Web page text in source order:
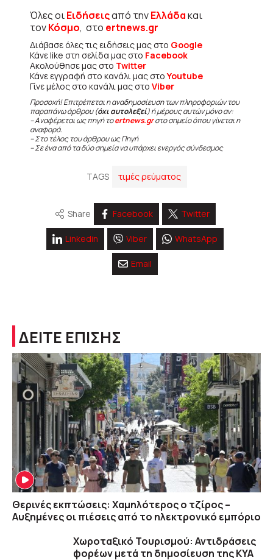
Όλες οιΕιδήσειςαπό τηνΕλλάδακαι
τονΚόσμο, στο ertnews.gr
Διάβασε όλες τις ειδήσεις μας στο Google
Κάνε like στη σελίδα μας στο Facebook
Ακολούθησε μας στο Twitter
Κάνε εγγραφή στο κανάλι μας στοYoutube
Γίνε μέλος στο κανάλι μας στο Viber
Προσοχή! Επιτρέπεται η αναδημοσίευση των πληροφοριών του
παραπάνω άρθρου (όχι αυτολεξεί) ή μέρους αυτών μόνο αν:
– Αναφέρεται ως πηγή τοertnews.grστο σημείο όπου γίνεται η
αναφορά.
– Στο τέλος του άρθρου ως Πηγή
– Σε ένα από τα δύο σημεία να υπάρχει ενεργός σύνδεσμος
TAGS τιμές ρεύματος
Share Facebook Twitter
Linkedin Viber WhatsApp
Email
ΔΕΙΤΕ ΕΠΙΣΗΣ
Θερινές εκπτώσεις: Χαμηλότερος ο τζίρος –
Αυξημένες οι πιέσεις από το ηλεκτρονικό εμπόριο
Χωροταξικό Τουρισμού: Αντιδράσεις
φορέων μετά τη δημοσίευση της ΚΥΑ